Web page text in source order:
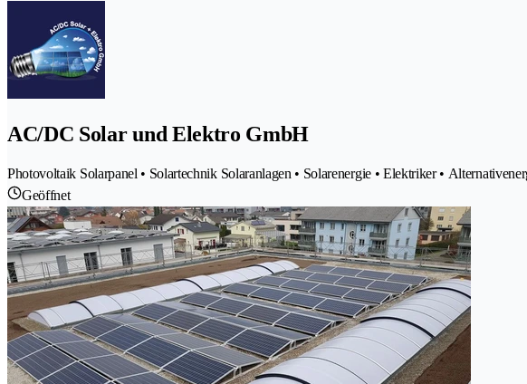
AC/DC Solar und Elektro GmbH
Photovoltaik Solarpanel • Solartechnik Solaranlagen • Solarenergie • Elektriker •
Geöffnet